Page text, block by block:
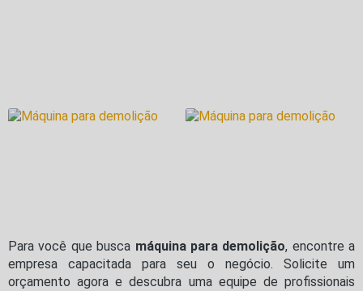
Para você que busca máquina para demolição, encontre a
empresa capacitada para seu o negócio. Solicite um
orçamento agora e descubra uma equipe de profissionais